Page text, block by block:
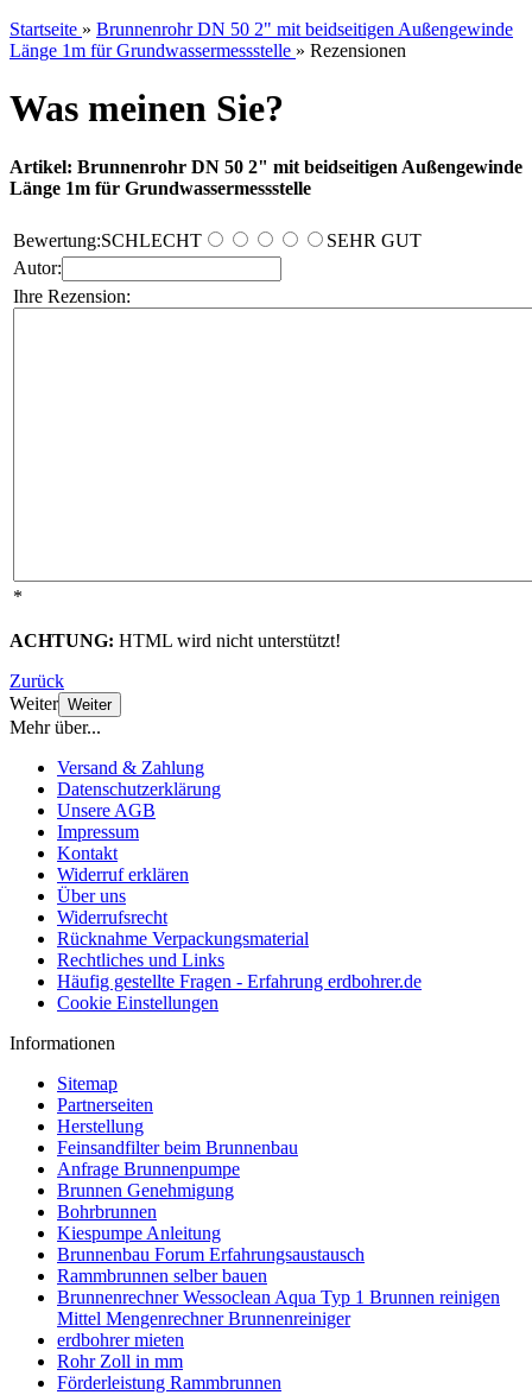
Startseite » Brunnenrohr DN 50 2" mit beidseitigen Außengewinde
Länge 1m für Grundwassermessstelle » Rezensionen
Was meinen Sie?
Artikel: Brunnenrohr DN 50 2" mit beidseitigen Außengewinde
Länge 1m für Grundwassermessstelle
Bewertung:SCHLECHT
SEHR GUT
Autor:
Ihre Rezension:
*
ACHTUNG: HTML wird nicht unterstützt!
Zurück
Weiter Weiter
Mehr über...
Versand & Zahlung
Datenschutzerklärung
Unsere AGB
Impressum
Kontakt
Widerruf erklären
Über uns
Widerrufsrecht
Rücknahme Verpackungsmaterial
Rechtliches und Links
Häufig gestellte Fragen - Erfahrung erdbohrer.de
Cookie Einstellungen
Informationen
Sitemap
Partnerseiten
Herstellung
Feinsandfilter beim Brunnenbau
Anfrage Brunnenpumpe
Brunnen Genehmigung
Bohrbrunnen
Kiespumpe Anleitung
Brunnenbau Forum Erfahrungsaustausch
Rammbrunnen selber bauen
Brunnenrechner Wessoclean Aqua Typ 1 Brunnen reinigen
Mittel Mengenrechner Brunnenreiniger
erdbohrer mieten
Rohr Zoll in mm
Förderleistung Rammbrunnen